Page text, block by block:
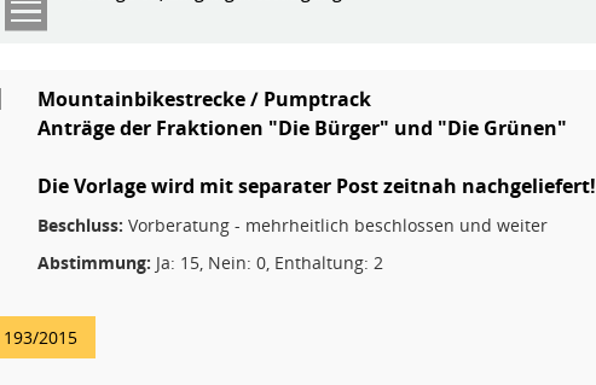
Mountainbikestrecke / Pumptrack
Anträge der Fraktionen "Die Bürger" und "Die Grünen"
Die Vorlage wird mit separater Post zeitnah nachgeliefert!
Beschluss: Vorberatung - mehrheitlich beschlossen und weiter
Abstimmung: Ja: 15, Nein: 0, Enthaltung: 2
193/2015